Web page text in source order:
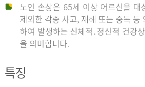
노인 손상은 65세 이상 어르신을 대
제외한 각종 사고, 재해 또는 중독 등
하여 발생하는 신체적․정신적 건강
을 의미합니다.
특징